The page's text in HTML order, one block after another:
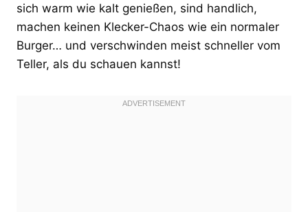
sich warm wie kalt genießen, sind handlich,
machen keinen Klecker-Chaos wie ein normaler
Burger… und verschwinden meist schneller vom
Teller, als du schauen kannst!